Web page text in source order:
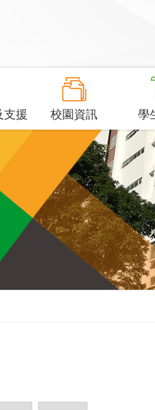
支援 校園資訊 學